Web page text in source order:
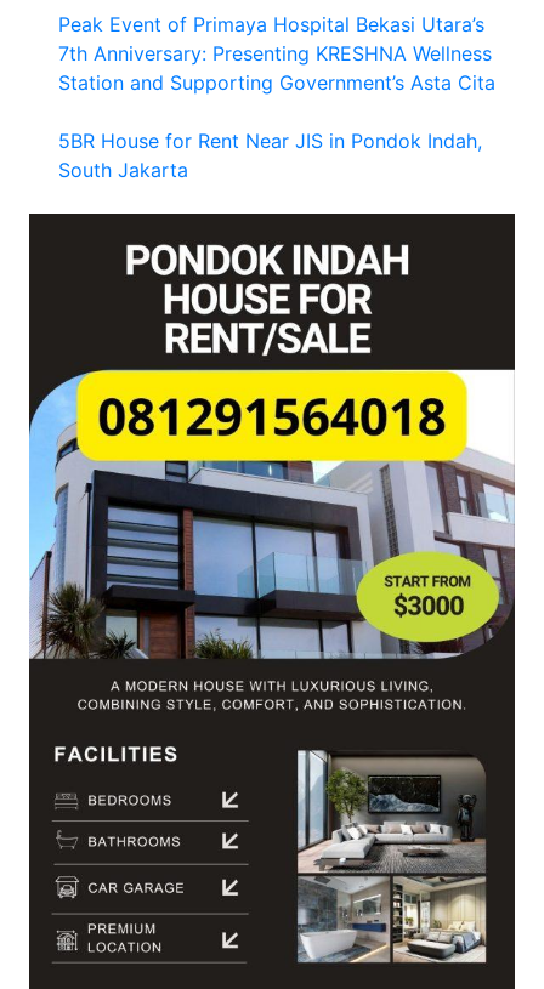
Peak Event of Primaya Hospital Bekasi Utara’s
7th Anniversary: Presenting KRESHNA Wellness
Station and Supporting Government’s Asta Cita
5BR House for Rent Near JIS in Pondok Indah,
South Jakarta